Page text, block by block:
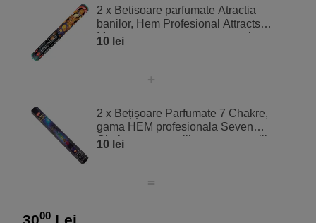
2 x Betisoare parfumate Atractia
banilor, Hem Profesional Attracts
Money, pentru a atrage norocul
10 lei
2 x Bețișoare Parfumate 7 Chakre,
gama HEM profesionala Seven
Chakras pentru eliberarea energiilor
10 lei
00